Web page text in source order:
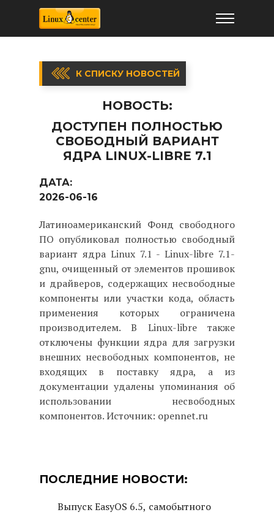
К СПИСКУ НОВОСТЕЙ
НОВОСТЬ:
ДОСТУПЕН ПОЛНОСТЬЮ
СВОБОДНЫЙ ВАРИАНТ
ЯДРА LINUX-LIBRE 7.1
ДАТА:
2026-06-16
Латиноамериканский Фонд свободного
ПО опубликовал полностью свободный
вариант ядра Linux 7.1 - Linux-libre 7.1-
gnu, очищенный от элементов прошивок
и драйверов, содержащих несвободные
компоненты или участки кода, область
применения которых ограничена
производителем. В Linux-libre также
отключены функции ядра для загрузки
внешних несвободных компонентов, не
входящих в поставку ядра, а из
документации удалены упоминания об
использовании несвободных
компонентов. Источник: opennet.ru
ПОСЛЕДНИЕ НОВОСТИ:
Выпуск EasyOS 6.5, самобытного